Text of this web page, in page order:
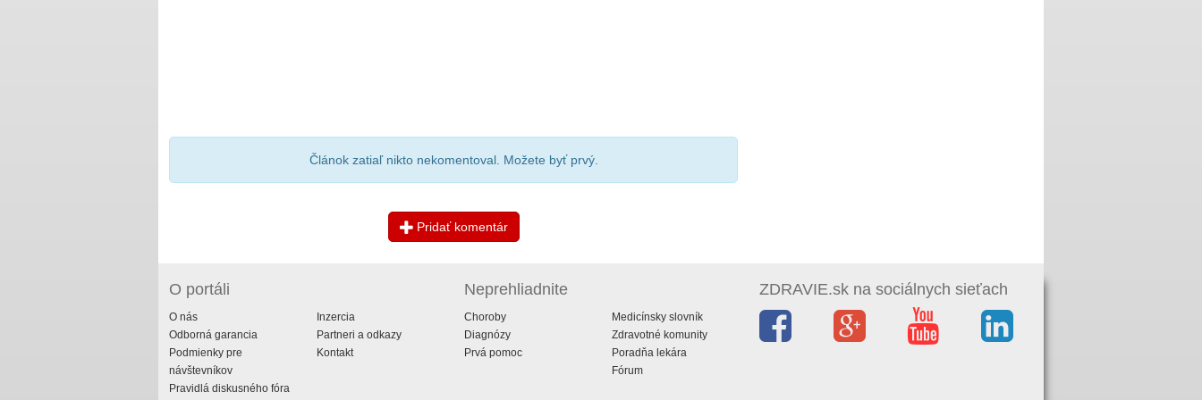
Článok zatiaľ nikto nekomentoval. Možete byť prvý.
Pridať komentár
O portáli
O nás
Odborná garancia
Podmienky pre
návštevníkov
Pravidlá diskusného fóra
Inzercia
Partneri a odkazy
Kontakt
Neprehliadnite
Choroby
Diagnózy
Prvá pomoc
Medicínsky slovník
Zdravotné komunity
Poradňa lekára
Fórum
ZDRAVIE.sk na sociálnych sieťach